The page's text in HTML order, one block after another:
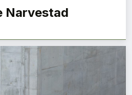
Narvestad